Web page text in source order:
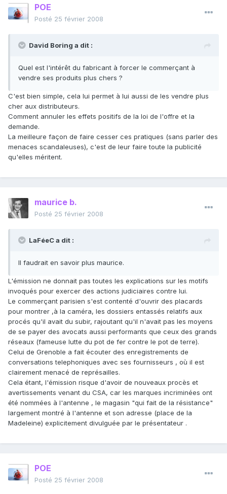
POE
Posté 25 février 2008
David Boring a dit :
Quel est l'intérêt du fabricant à forcer le commerçant à
vendre ses produits plus chers ?
C'est bien simple, cela lui permet à lui aussi de les vendre plus
cher aux distributeurs.
Comment annuler les effets positifs de la loi de l'offre et la
demande.
La meilleure façon de faire cesser ces pratiques (sans parler des
menaces scandaleuses), c'est de leur faire toute la publicité
qu'elles méritent.
maurice b.
Posté 25 février 2008
LaFéeC a dit :
Il faudrait en savoir plus maurice.
L'émission ne donnait pas toutes les explications sur les motifs
invoqués pour exercer des actions judiciaires contre lui.
Le commerçant parisien s'est contenté d'ouvrir des placards
pour montrer ,à la caméra, les dossiers entassés relatifs aux
procés qu'il avait du subir, rajoutant qu'il n'avait pas les moyens
de se payer des avocats aussi performants que ceux des grands
réseaux (fameuse lutte du pot de fer contre le pot de terre).
Celui de Grenoble a fait écouter des enregistrements de
conversations telephoniques avec ses fournisseurs , où il est
clairement menacé de représailles.
Cela étant, l'émission risque d'avoir de nouveaux procès et
avertissements venant du CSA, car les marques incriminées ont
été nommées à l'antenne , le magasin "qui fait de la résistance"
largement montré à l'antenne et son adresse (place de la
Madeleine) explicitement divulguée par le présentateur .
POE
Posté 25 février 2008